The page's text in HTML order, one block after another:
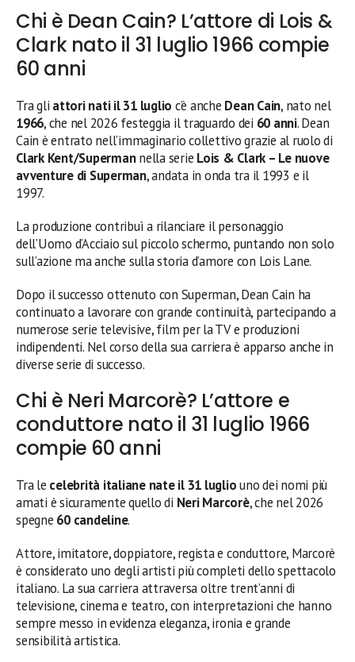
Chi è Dean Cain? L’attore di Lois &
Clark nato il 31 luglio 1966 compie
60 anni
Tra gli attori nati il 31 luglio c’è anche Dean Cain, nato nel
1966, che nel 2026 festeggia il traguardo dei 60 anni. Dean
Cain è entrato nell’immaginario collettivo grazie al ruolo di
Clark Kent/Supermannella serie Lois & Clark – Le nuove
avventure di Superman, andata in onda tra il 1993 e il
1997.
La produzione contribuì a rilanciare il personaggio
dell’Uomo d’Acciaio sul piccolo schermo, puntando non solo
sull’azione ma anche sulla storia d’amore con Lois Lane.
Dopo il successo ottenuto con Superman, Dean Cain ha
continuato a lavorare con grande continuità, partecipando a
numerose serie televisive, film per la TV e produzioni
indipendenti. Nel corso della sua carriera è apparso anche in
diverse serie di successo.
Chi è Neri Marcorè? L’attore e
conduttore nato il 31 luglio 1966
compie 60 anni
Tra le celebrità italiane nate il 31 lugliouno dei nomi più
amati è sicuramente quello di Neri Marcorè, che nel 2026
spegne 60 candeline.
Attore, imitatore, doppiatore, regista e conduttore, Marcorè
è considerato uno degli artisti più completi dello spettacolo
italiano. La sua carriera attraversa oltre trent’anni di
televisione, cinema e teatro, con interpretazioni che hanno
sempre messo in evidenza eleganza, ironia e grande
sensibilità artistica.